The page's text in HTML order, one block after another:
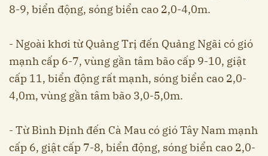
8-9, biển động, sóng biển cao 2,0-4,0m.
- Ngoài khơi từ Quảng Trị đến Quảng Ngãi có gió
mạnh cấp 6-7, vùng gần tâm bão cấp 9-10, giật
cấp 11, biển động rất mạnh, sóng biển cao 2,0-
4,0m, vùng gần tâm bão 3,0-5,0m.
- Từ Bình Định đến Cà Mau có gió Tây Nam mạnh
cấp 6, giật cấp 7-8, biển động, sóng biển cao 2,0-